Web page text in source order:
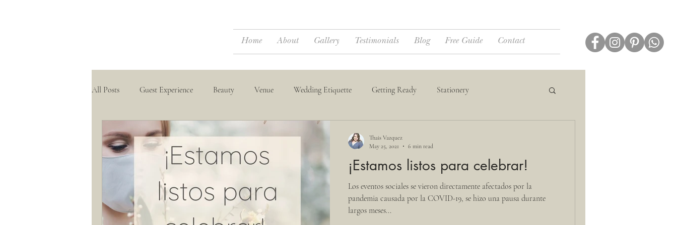
Home About Gallery Testimonials Blog Free Guide Contact
All Posts Guest Experience Beauty Venue Wedding Etiquette Getting Ready Stationery
Hacienda Weddings Destination Weddings
¡Estamos listos para celebrar!
Los eventos sociales se vieron directamente afectados por la
pandemia causada por la COVID-19, se hizo una pausa durante
largos meses...
Thais Vazquez
May 25, 2021
6 min read